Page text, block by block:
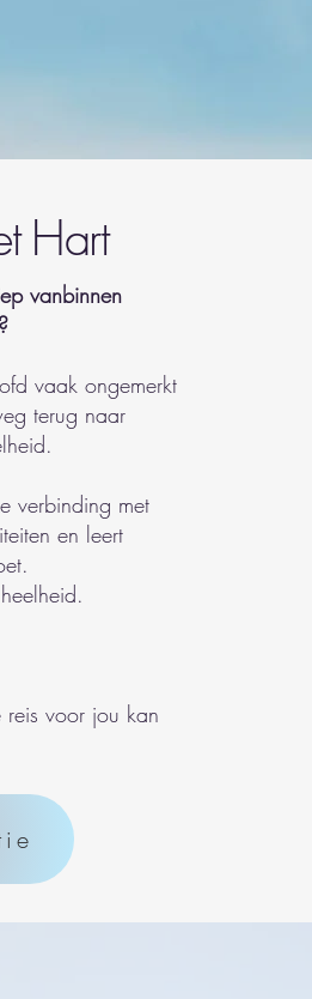
Hart
vanbinnen
vaak ongemerkt
terug naar
verbinding met
en leert
voor jou kan